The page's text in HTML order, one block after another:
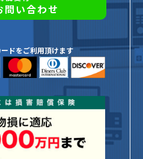
い合わせ
ドをご利用頂けます